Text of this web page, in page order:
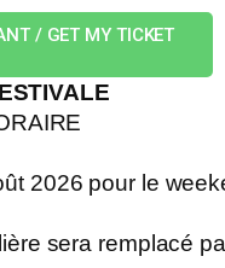
/ GET MY TICKET
2026 pour le
sera remplacé